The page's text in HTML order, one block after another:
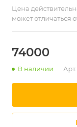
Цена
может отличаться
74000
В наличии Арт.